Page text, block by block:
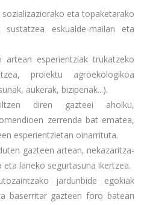
eta topaketarako
sustatzea eskualde-mailan eta
artean esperientziak trukatzeko
proiektu agroekologikoa
aukerak, bizipenak...).
diren gazteei aholku,
zerrenda bat ematea,
esperientzietan oinarrituta.
gazteen artean, nekazaritza-
eta laneko segurtasuna ikertzea.
jardunbide egokiak
baserritar gazteen foro batean